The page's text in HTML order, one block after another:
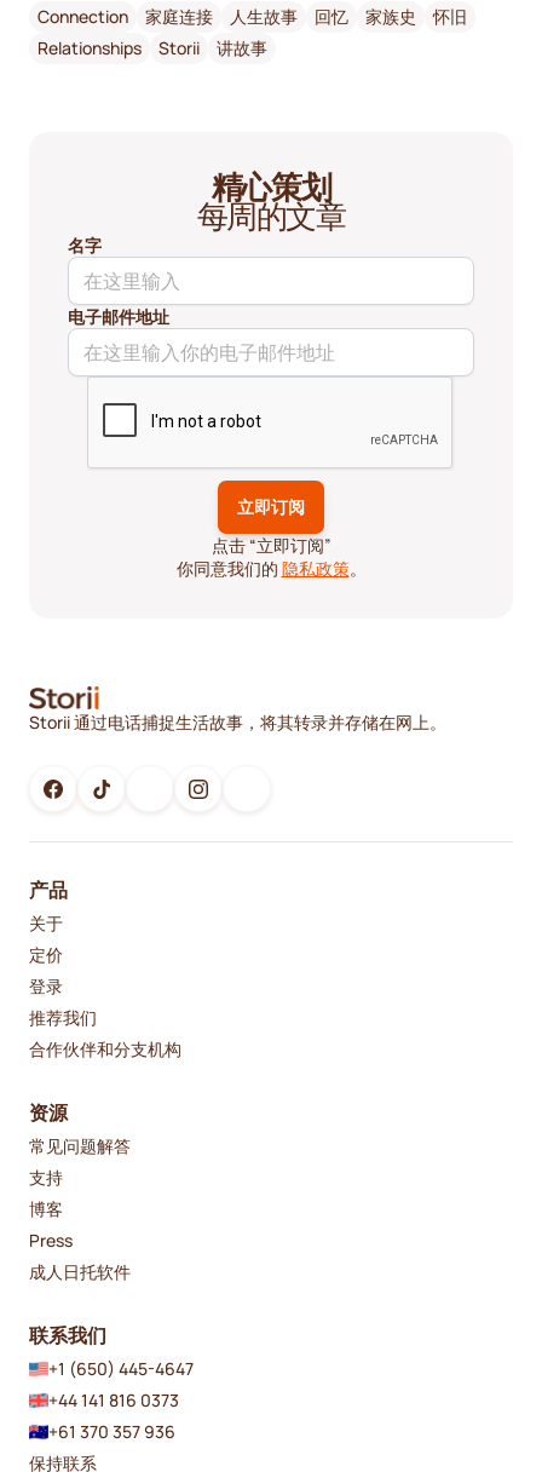
Connection
家庭连接 人生故事 回忆 家族史
怀旧
Relationships
Storii 讲故事
精心策划
每周的文章
名字
电子邮件地址
点击 “立即订阅”
你同意我们的 隐私政策。
Storii 通过电话捕捉生活故事，将其转录并存储在网上。
产品
关于
定价
登录
推荐我们
合作伙伴和分支机构
资源
常见问题解答
支持
博客
Press
成人日托软件
联系我们
+1 (650) 445-4647
+44 141 816 0373
+61 370 357 936
保持联系